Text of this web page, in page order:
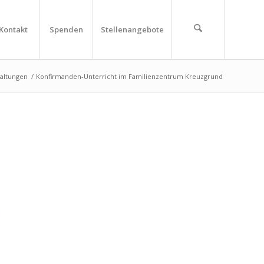
Kontakt Spenden Stellenangebote
/ Konfirmanden-Unterricht im Familienzentrum Kreuzgrund